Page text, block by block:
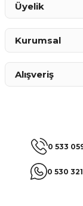
0 533
0 530
Üyelik
Kurumsal
Alışveriş